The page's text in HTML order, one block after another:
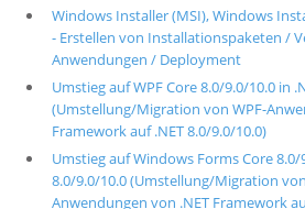
Windows Installer (MSI), Windows
- Erstellen von Installationspaketen /
Anwendungen / Deployment
Umstieg auf WPF Core 8.0/9.0/10.0 in
(Umstellung/Migration von WPF-
Framework auf .NET 8.0/9.0/10.0)
Umstieg auf Windows Forms Core 8.0/
8.0/9.0/10.0 (Umstellung/Migration
Anwendungen von .NET Framework